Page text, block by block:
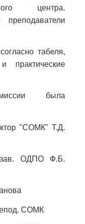
центра.
табеля,
практические
была
"СОМК" Т.Д.
ОДПО Ф.Б.
СОМК